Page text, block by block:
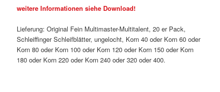
weitere Informationen siehe Download!
Lieferung: Original Fein Multimaster-Multitalent, 20 er Pack,
Schleiffinger Schleifblätter, ungelocht, Korn 40 oder Korn 60 oder
Korn 80 oder Korn 100 oder Korn 120 oder Korn 150 oder Korn
180 oder Korn 220 oder Korn 240 oder 320 oder 400.